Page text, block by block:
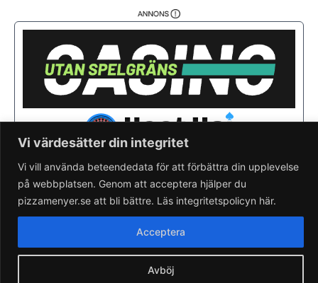
Vi värdesätter din integritet
Vi vill använda beteendedata för att förbättra din upplevelse
på webbplatsen. Genom att acceptera hjälper du
pizzamenyer.se att bli bättre. Läs integritetspolicyn här.
Avböj
Acceptera
Saknar du din pizzeria?Lägg till pizzeria.
Skapa gratis pizzeria-hemsida
Läs om pizzamenyer.se
Artiklar & nyheter
Rensa cookieval